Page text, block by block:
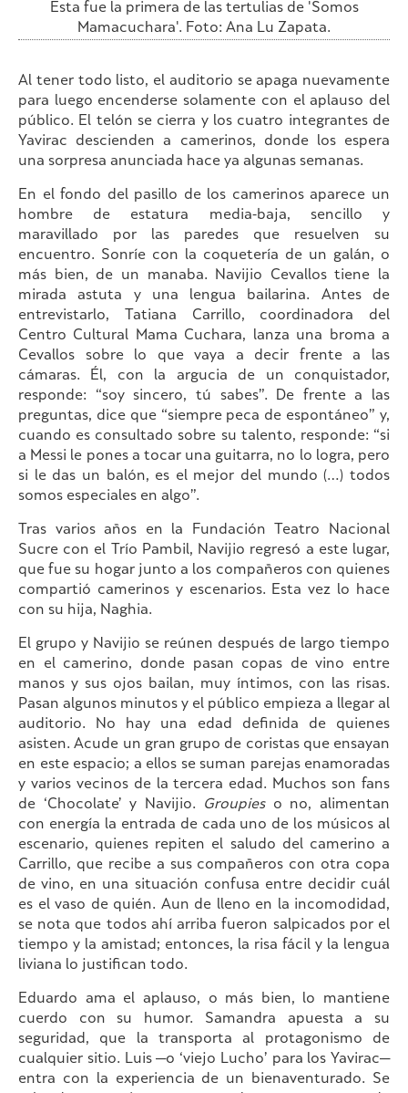
Esta fue la primera de las tertulias de 'Somos
Mamacuchara'. Foto: Ana Lu Zapata.
Al tener todo listo, el auditorio se apaga nuevamente
para luego encenderse solamente con el aplauso del
público. El telón se cierra y los cuatro integrantes de
Yavirac descienden a camerinos, donde los espera
una sorpresa anunciada hace ya algunas semanas.
En el fondo del pasillo de los camerinos aparece un
hombre de estatura media-baja, sencillo y
maravillado por las paredes que resuelven su
encuentro. Sonríe con la coquetería de un galán, o
más bien, de un manaba. Navijio Cevallos tiene la
mirada astuta y una lengua bailarina. Antes de
entrevistarlo, Tatiana Carrillo, coordinadora del
Centro Cultural Mama Cuchara, lanza una broma a
Cevallos sobre lo que vaya a decir frente a las
cámaras. Él, con la argucia de un conquistador,
responde: “soy sincero, tú sabes”. De frente a las
preguntas, dice que “siempre peca de espontáneo” y,
cuando es consultado sobre su talento, responde: “si
a Messi le pones a tocar una guitarra, no lo logra, pero
si le das un balón, es el mejor del mundo (…) todos
somos especiales en algo”.
Tras varios años en la Fundación Teatro Nacional
Sucre con el Trío Pambil, Navijio regresó a este lugar,
que fue su hogar junto a los compañeros con quienes
compartió camerinos y escenarios. Esta vez lo hace
con su hija, Naghia.
El grupo y Navijio se reúnen después de largo tiempo
en el camerino, donde pasan copas de vino entre
manos y sus ojos bailan, muy íntimos, con las risas.
Pasan algunos minutos y el público empieza a llegar al
auditorio. No hay una edad definida de quienes
asisten. Acude un gran grupo de coristas que ensayan
en este espacio; a ellos se suman parejas enamoradas
y varios vecinos de la tercera edad. Muchos son fans
de ‘Chocolate’ y Navijio.
Groupieso no, alimentan
con energía la entrada de cada uno de los músicos al
escenario, quienes repiten el saludo del camerino a
Carrillo, que recibe a sus compañeros con otra copa
de vino, en una situación confusa entre decidir cuál
es el vaso de quién. Aun de lleno en la incomodidad,
se nota que todos ahí arriba fueron salpicados por el
tiempo y la amistad; entonces, la risa fácil y la lengua
liviana lo justifican todo.
Eduardo ama el aplauso, o más bien, lo mantiene
cuerdo con su humor. Samandra apuesta a su
seguridad, que la transporta al protagonismo de
cualquier sitio. Luis —o ‘viejo Lucho’ para los Yavirac—
entra con la experiencia de un bienaventurado. Se